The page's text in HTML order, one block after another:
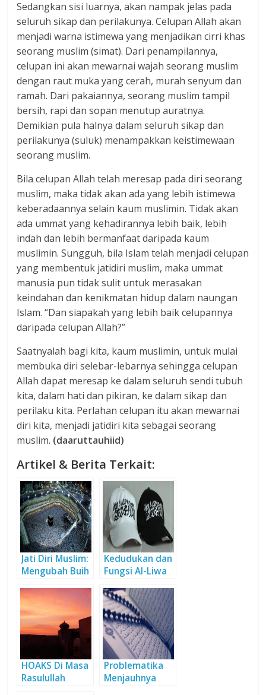
Sedangkan sisi luarnya, akan nampak jelas pada
seluruh sikap dan perilakunya. Celupan Allah akan
menjadi warna istimewa yang menjadikan cirri khas
seorang muslim (simat). Dari penampilannya,
celupan ini akan mewarnai wajah seorang muslim
dengan raut muka yang cerah, murah senyum dan
ramah. Dari pakaiannya, seorang muslim tampil
bersih, rapi dan sopan menutup auratnya.
Demikian pula halnya dalam seluruh sikap dan
perilakunya (suluk) menampakkan keistimewaan
seorang muslim.
Bila celupan Allah telah meresap pada diri seorang
muslim, maka tidak akan ada yang lebih istimewa
keberadaannya selain kaum muslimin. Tidak akan
ada ummat yang kehadirannya lebih baik, lebih
indah dan lebih bermanfaat daripada kaum
muslimin. Sungguh, bila Islam telah menjadi celupan
yang membentuk jatidiri muslim, maka ummat
manusia pun tidak sulit untuk merasakan
keindahan dan kenikmatan hidup dalam naungan
Islam. “Dan siapakah yang lebih baik celupannya
daripada celupan Allah?”
Saatnyalah bagi kita, kaum muslimin, untuk mulai
membuka diri selebar-lebarnya sehingga celupan
Allah dapat meresap ke dalam seluruh sendi tubuh
kita, dalam hati dan pikiran, ke dalam sikap dan
perilaku kita. Perlahan celupan itu akan mewarnai
diri kita, menjadi jatidiri kita sebagai seorang
muslim. (daaruttauhiid)
Artikel & Berita Terkait:
Jati Diri Muslim:
Mengubah Buih
Kedudukan dan
Fungsi Al-Liwa
(Bagian 2)
HOAKS Di Masa
Rasulullah
Problematika
Menjauhnya